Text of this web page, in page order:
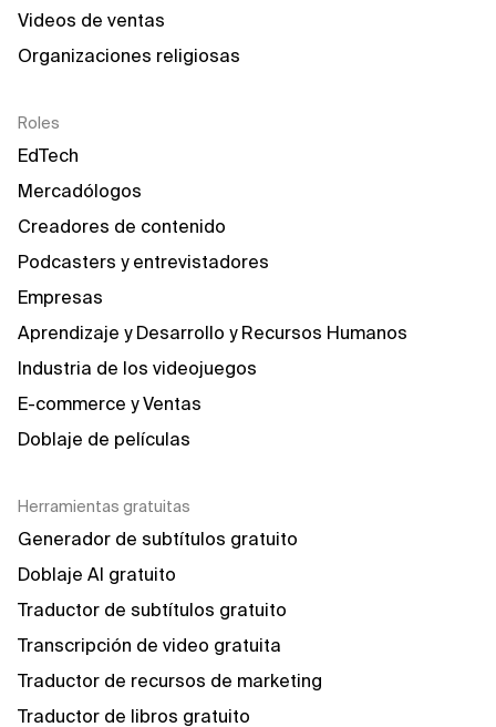
Videos de ventas
Organizaciones religiosas
Roles
EdTech
Mercadólogos
Creadores de contenido
Podcasters y entrevistadores
Empresas
Aprendizaje y Desarrollo y Recursos Humanos
Industria de los videojuegos
E-commerce y Ventas
Doblaje de películas
Herramientas gratuitas
Generador de subtítulos gratuito
Doblaje AI gratuito
Traductor de subtítulos gratuito
Transcripción de video gratuita
Traductor de recursos de marketing
Traductor de libros gratuito